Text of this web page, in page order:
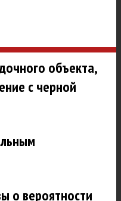
объекта,
с черной
о вероятности